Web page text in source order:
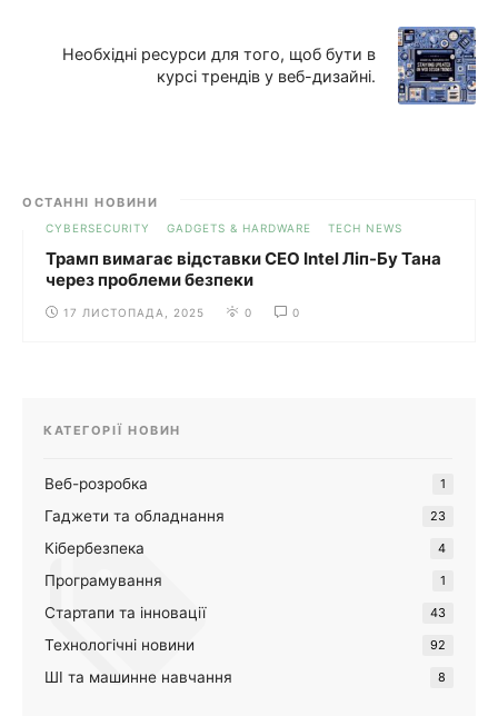
Необхідні ресурси для того, щоб бути в
курсі трендів у веб-дизайні.
ОСТАННІ НОВИНИ
CYBERSECURITY GADGETS & HARDWARE TECH NEWS
Трамп вимагає відставки CEO Intel Ліп-Бу Тана
через проблеми безпеки
17 ЛИСТОПАДА, 2025 0 0
КАТЕГОРІЇ НОВИН
Веб-розробка 1
Гаджети та обладнання 23
Кібербезпека 4
Програмування 1
Стартапи та інновації 43
Технологічні новини 92
ШІ та машинне навчання 8